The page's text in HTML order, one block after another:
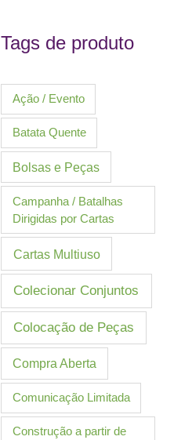
Tags de produto
Ação / Evento
Batata Quente
Bolsas e Peças
Campanha / Batalhas
Dirigidas por Cartas
Cartas Multiuso
Colecionar Conjuntos
Colocação de Peças
Compra Aberta
Comunicação Limitada
Construção a partir de